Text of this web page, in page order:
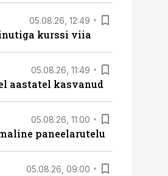
05.08.26, 12:49
kurssi viia
05.08.26, 11:49
aastatel kasvanud
05.08.26, 11:00
paneelarutelu
05.08.26, 09:00